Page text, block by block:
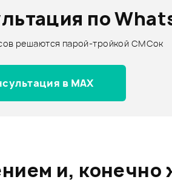
по
решаются парой-тройкой СМСок
в MAX
и, конечно